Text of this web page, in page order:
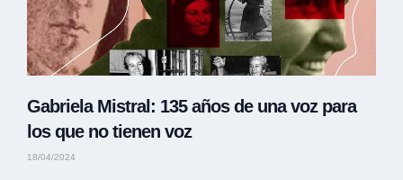
Gabriela Mistral: 135 años de una voz para
los que no tienen voz
18/04/2024